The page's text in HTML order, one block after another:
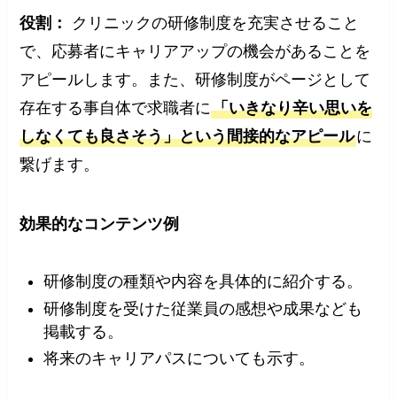
役割：
クリニックの研修制度を充実させること
で、応募者にキャリアアップの機会があることを
アピールします。また、研修制度がページとして
存在する事自体で求職者に「いきなり辛い思いを
しなくても良さそう」という間接的なアピールに
繋げます。
効果的なコンテンツ例
研修制度の種類や内容を具体的に紹介する。
研修制度を受けた従業員の感想や成果なども
掲載する。
将来のキャリアパスについても示す。